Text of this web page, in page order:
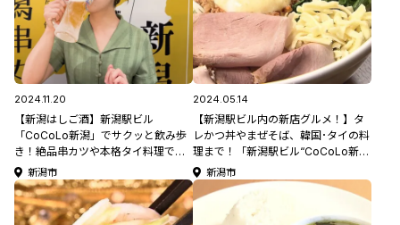
2024.11.20
【新潟はしご酒】新潟駅ビル
「CoCoLo新潟」でサクッと飲み歩
き！絶品串カツや本格タイ料理でお
酒がすすむ♪「新潟串カツセンタ
ー」＆「SENGDEE THAI BEER
STATION」
新潟市
2024.05.14
【新潟駅ビル内の新店グルメ！】タ
レかつ丼やまぜそば、韓国･タイの料
理まで！「新潟駅ビル“CoCoLo新
潟”のおすすめグルメ4選」
新潟市